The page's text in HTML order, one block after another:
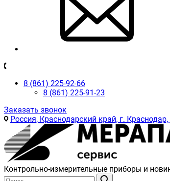
8 (861) 225-92-66
8 (861) 225-91-23
Заказать звонок
Россия, Краснодарский край, г.
Контрольно-измерительные приборы и